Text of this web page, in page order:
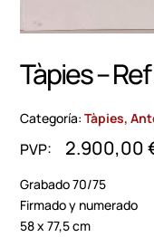
Tàpies –
Categoría:Tàpies,
2.900,00
Grabado 70/75
Firmado y numerado
58 x 77,5 cm